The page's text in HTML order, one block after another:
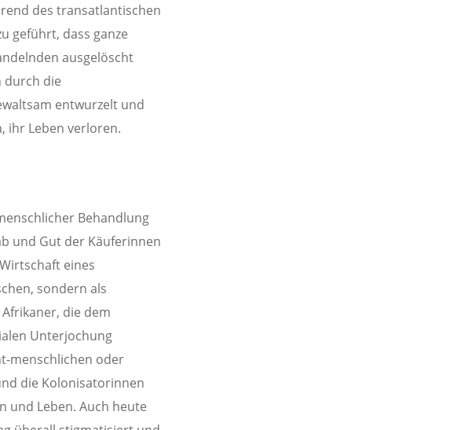
des transatlantischen
geführt, dass ganze
ausgelöscht
durch die
entwurzelt und
ihr Leben verloren.
Behandlung
und Gut der Käuferinnen
eines
sondern als
die dem
Unterjochung
menschlichen oder
die Kolonisatorinnen
und Leben. Auch heute